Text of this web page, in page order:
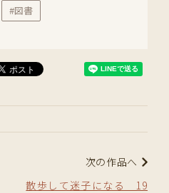
#図書
次の作品へ
散歩して迷子になる 19